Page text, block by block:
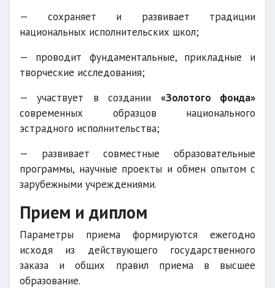
— сохраняет и развивает традиции
национальных исполнительских школ;
— проводит фундаментальные, прикладные и
творческие исследования;
— участвует в создании «Золотого фонда»
современных образцов национального
эстрадного исполнительства;
— развивает совместные образовательные
программы, научные проекты и обмен опытом с
зарубежными учреждениями.
Прием и диплом
Параметры приема формируются ежегодно
исходя из действующего государственного
заказа и общих правил приема в высшее
образование.